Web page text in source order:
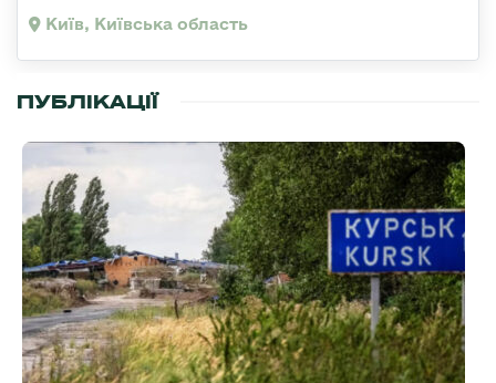
Київ, Київська область
ПУБЛІКАЦІЇ